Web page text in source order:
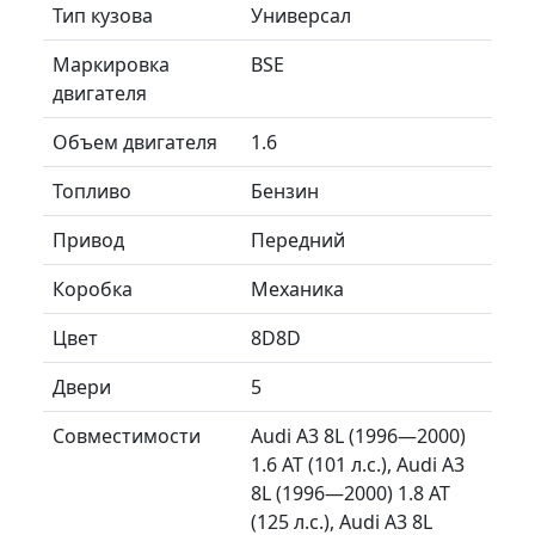
Тип кузова
Универсал
Маркировка
двигателя
BSE
Объем двигателя
1.6
Топливо
Бензин
Привод
Передний
Коробка
Механика
Цвет
8D8D
Двери
5
Совместимости
Audi A3 8L (1996—2000)
1.6 AT (101 л.с.), Audi A3
8L (1996—2000) 1.8 AT
(125 л.с.), Audi A3 8L